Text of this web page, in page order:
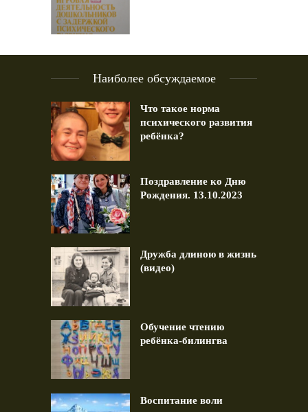
Наиболее обсуждаемое
Что такое норма
психического развития
ребёнка?
Поздравление ко Дню
Рождения. 13.10.2023
Дружба длиною в жизнь
(видео)
Обучение чтению
ребёнка-билингва
Воспитание воли